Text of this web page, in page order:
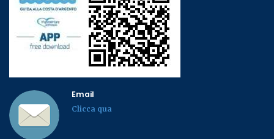
Email
Clicca qua